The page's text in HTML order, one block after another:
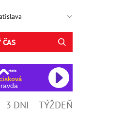
ČAS
3 DNI TÝŽDEŇ